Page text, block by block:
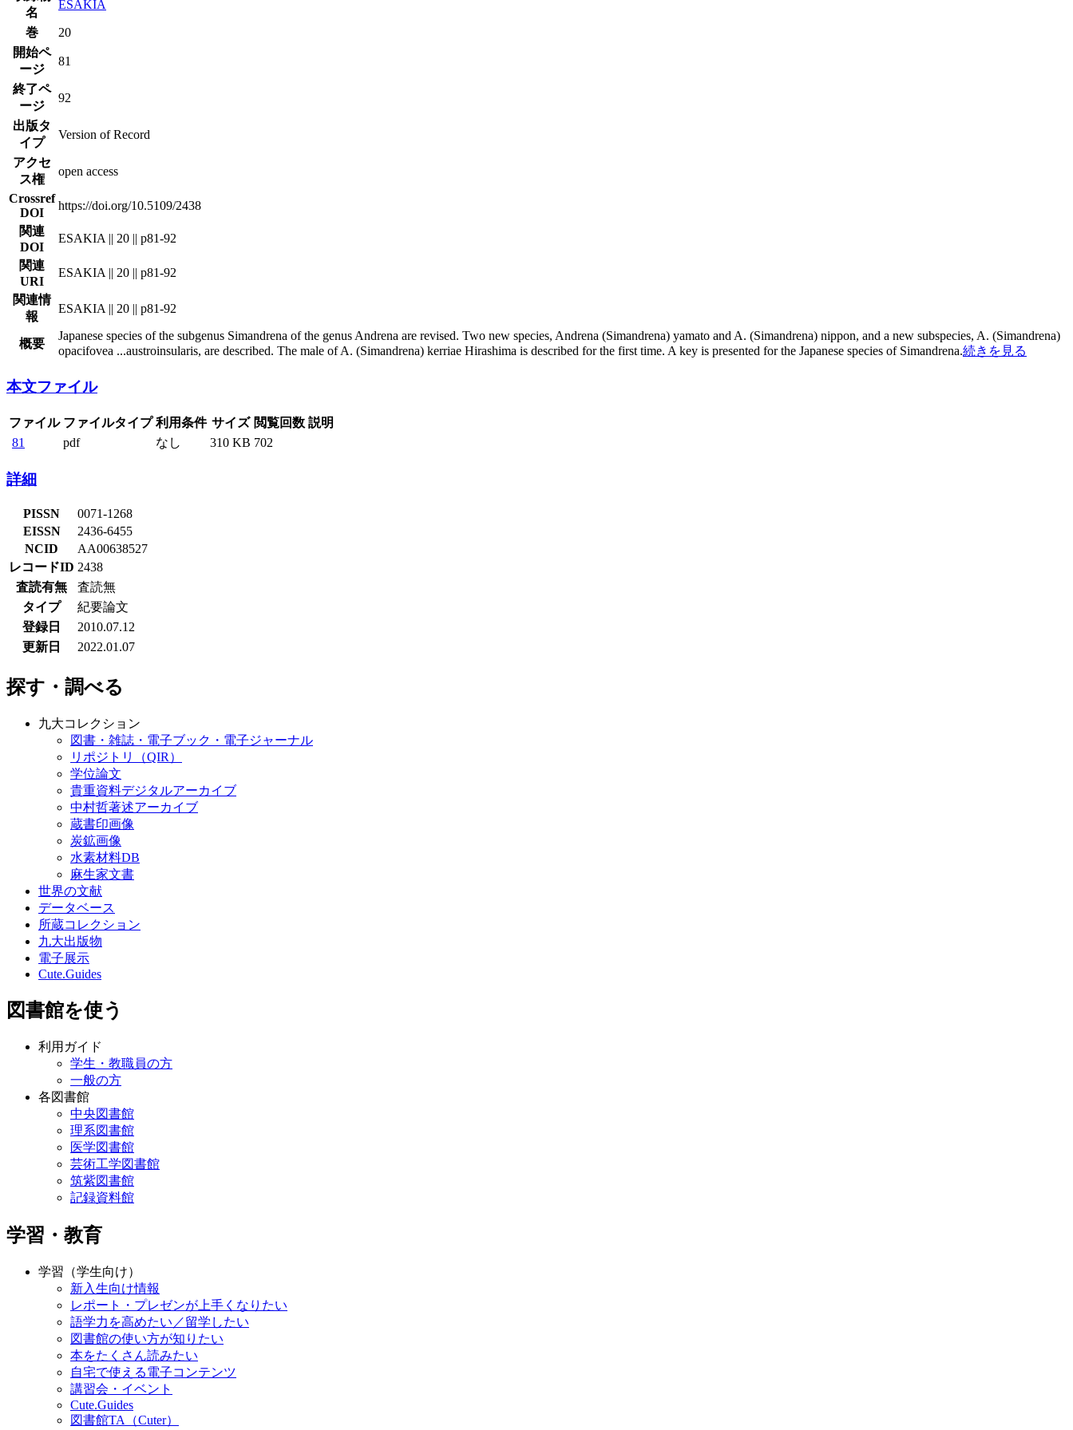
名
ESAKIA
巻
20
開始ペ
ージ
81
終了ペ
ージ
92
出版タ
イプ
Version of Record
アクセ
ス権
open access
Crossref
DOI
https://doi.org/10.5109/2438
関連
DOI
ESAKIA || 20 || p81-92
関連
URI
ESAKIA || 20 || p81-92
関連情
報
ESAKIA || 20 || p81-92
概要
Japanese species of the subgenus Simandrena of the genus Andrena are revised. Two new species, Andrena (Simandrena) yamato and A. (Simandrena) nippon, and a new subspecies, A. (Simandrena)
opacifovea ...austroinsularis, are described. The male of A. (Simandrena) kerriae Hirashima is described for the first time. A key is presented for the Japanese species of Simandrena.続きを見る
本文ファイル
ファイル ファイルタイプ 利用条件 サイズ 閲覧回数 説明
81
pdf なし 310 KB 702
詳細
PISSN
0071-1268
EISSN
2436-6455
NCID
AA00638527
レコードID 2438
査読有無
査読無
タイプ
紀要論文
登録日
2010.07.12
更新日
2022.01.07
探す・調べる
九大コレクション
図書・雑誌・電子ブック・電子ジャーナル
リポジトリ（QIR）
学位論文
貴重資料デジタルアーカイブ
中村哲著述アーカイブ
蔵書印画像
炭鉱画像
水素材料DB
麻生家文書
世界の文献
データベース
所蔵コレクション
九大出版物
電子展示
Cute.Guides
図書館を使う
利用ガイド
学生・教職員の方
一般の方
各図書館
中央図書館
理系図書館
医学図書館
芸術工学図書館
筑紫図書館
記録資料館
学習・教育
学習（学生向け）
新入生向け情報
レポート・プレゼンが上手くなりたい
語学力を高めたい／留学したい
図書館の使い方が知りたい
本をたくさん読みたい
自宅で使える電子コンテンツ
講習会・イベント
Cute.Guides
図書館TA（Cuter）